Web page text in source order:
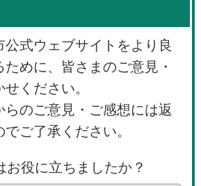
公式ウェブサイトをより良
めに、皆さまのご意見・
ください。
らのご意見・ご感想には返
ご了承ください。
お役に立ちましたか？